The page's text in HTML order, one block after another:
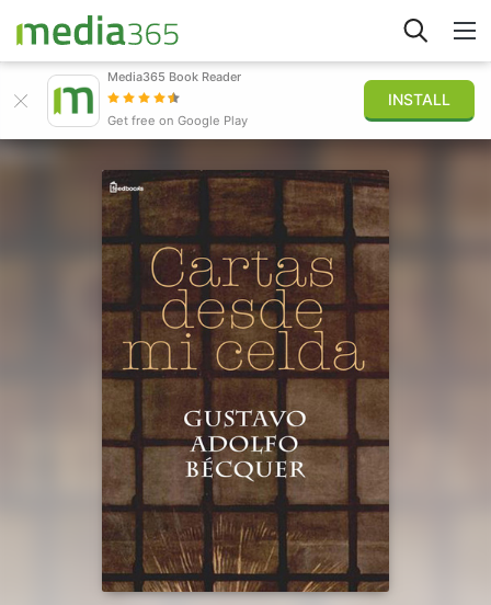
Iniciar sesión
Publicar
Media365 Book Reader
Get free on Google Play
INSTALL